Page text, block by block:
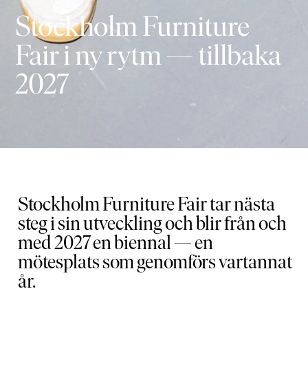
Stockholm Furniture
Fair i ny rytm — tillbaka
2027
Stockholm Furniture Fair tar nästa
steg i sin utveckling och blir från och
med 2027 en biennal — en
mötesplats som genomförs vartannat
år.